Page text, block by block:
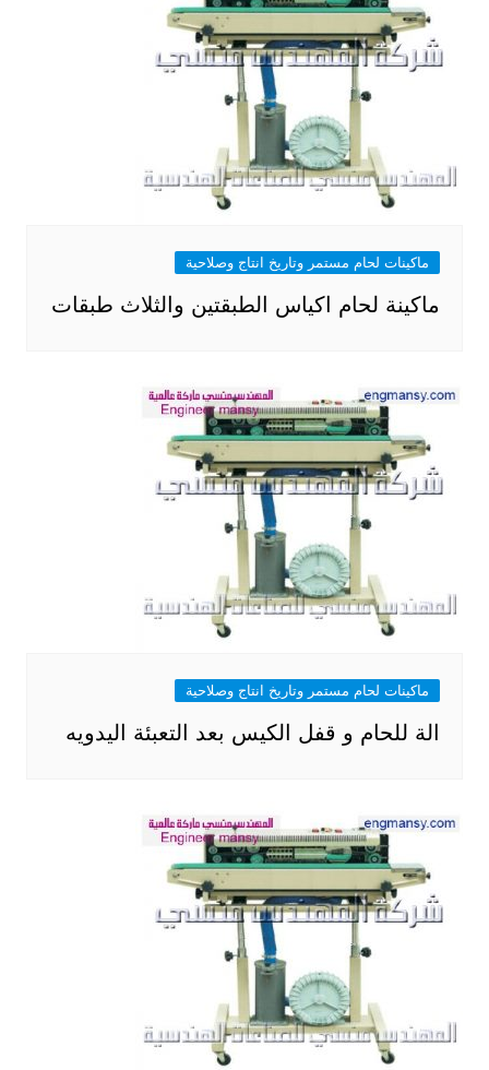
ماكينات لحام مستمر وتاريخ انتاج وصلاحية
ماكينة لحام اكياس الطبقتين والثلاث طبقات
ماكينات لحام مستمر وتاريخ انتاج وصلاحية
الة للحام و قفل الكيس بعد التعبئة اليدويه